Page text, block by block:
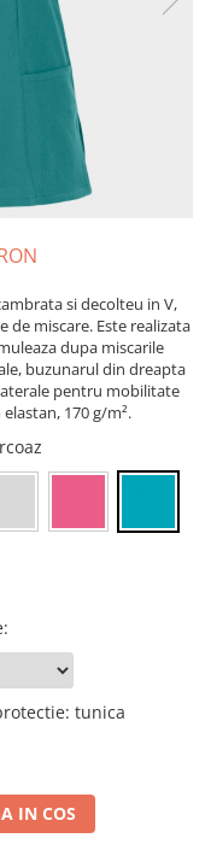
si decolteu in V,
miscare. Este realizata
dupa miscarile
buzunarul din dreapta
pentru mobilitate
170 g/m².
:
: tunica
IN COS